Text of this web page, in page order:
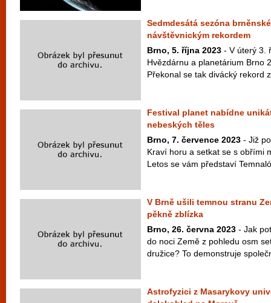
Sedmdesátá sezóna
návštěvnickým rekordem
Brno, 5. října 2023 - V úterý 3.
Hvězdárnu a planetárium Brno
Překonal se tak divácký rekord
Festival planet nabídne
nebeských těles
Brno, 7. července 2023 - Již
Kraví horu a setkat se s obřími
Letos se vám představí
V Brně ušili temnou stranu
pěkně zblízka
Brno, 26. června 2023 - Jak
do noci Země z pohledu osm
družice? To demonstruje
Astrofyzici z Masarykovy